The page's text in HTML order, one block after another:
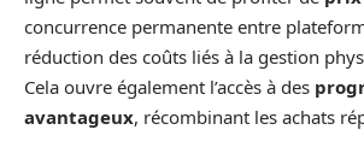
concurrence permanente entre
réduction des coûts liés à la gestion
Cela ouvre également l’accès à des
avantageux, récombinant les achats